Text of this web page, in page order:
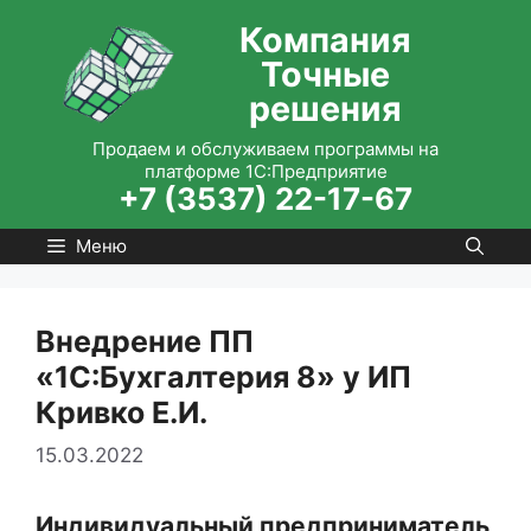
содержимому
Компания
Точные
решения
Продаем и обслуживаем программы на
платформе 1С:Предприятие
+7 (3537) 22-17-67
Меню
Внедрение ПП
«1С:Бухгалтерия 8» у ИП
Кривко Е.И.
15.03.2022
Индивидуальный предприниматель